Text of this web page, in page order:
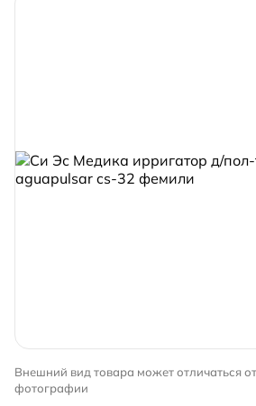
Внешний вид товара может отличаться
фотографии